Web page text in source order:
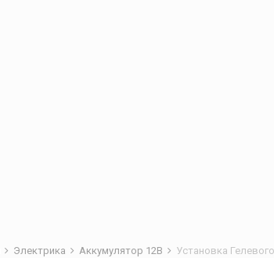
Электрика Аккумулятор 12В Установка